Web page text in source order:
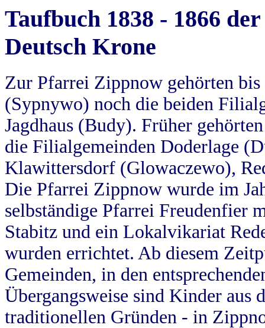
Taufbuch 1838 - 1866
Deutsch Krone
Zur Pfarrei Zippnow gehörten
(Sypnywo) noch die beiden
Jagdhaus (Budy). Früher
die Filialgemeinden Doderlage
Klawittersdorf (Glowaczewo),
Die Pfarrei Zippnow wurde im
selbständige Pfarrei Freudenfier
Stabitz und ein Lokalvikariat
wurden errichtet. Ab diesem
Gemeinden, in den
Übergangsweise sind Kinder aus
traditionellen Gründen - in